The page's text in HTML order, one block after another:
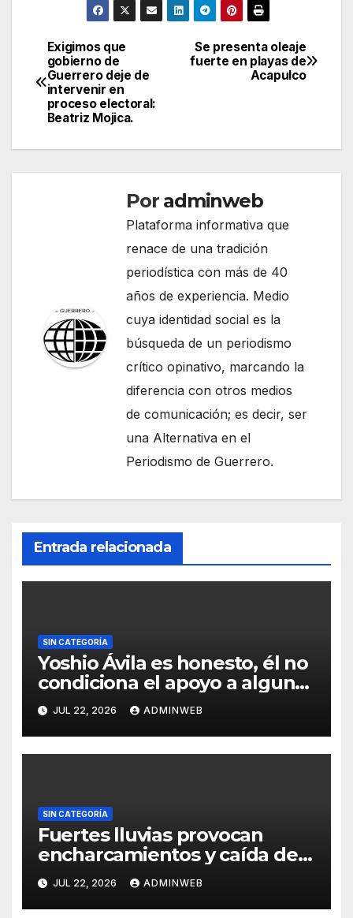
Navegación
de
entradas
Se presenta oleaje
fuerte en playas de
Acapulco
Exigimos que
gobierno de
Guerrero deje de
intervenir en
proceso electoral:
Beatriz Mojica.
Por adminweb
Plataforma informativa que
renace de una tradición
periodística con más de 40
años de experiencia. Medio
cuya identidad social es la
búsqueda de un periodismo
crítico opinativo, marcando la
diferencia con otros medios
de comunicación; es decir, ser
una Alternativa en el
Periodismo de Guerrero.
Entrada relacionada
SIN CATEGORÍA
Yoshio Ávila es honesto, él no
condiciona el apoyo a alguna
figura política por una
candidatura
JUL 22, 2026 ADMINWEB
SIN CATEGORÍA
Fuertes lluvias provocan
encharcamientos y caída de
un árbol, sin daños graves en
Acapulco
JUL 22, 2026 ADMINWEB